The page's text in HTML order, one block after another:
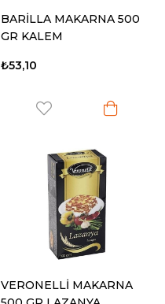
BARİLLA MAKARNA 500
GR KALEM
₺53,10
VERONELLİ MAKARNA